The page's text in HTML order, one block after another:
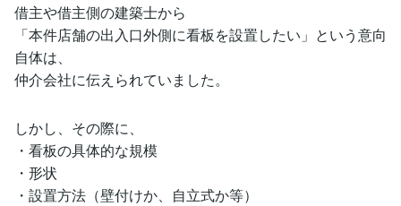
借主や借主側の建築士から
「本件店舗の出入口外側に看板を設置したい」という意向
自体は、
仲介会社に伝えられていました。
しかし、その際に、
・看板の具体的な規模
・形状
・設置方法（壁付けか、自立式か等）